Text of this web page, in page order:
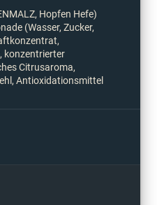
Hopfen Hefe)
(Wasser, Zucker,
konzentrierter
Citrusaroma,
Antioxidationsmittel